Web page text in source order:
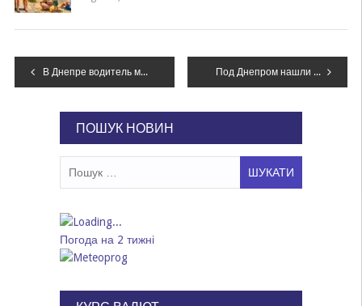
Навігація
В Днепре водитель маршрутки проехался по пассажирке: нужна помощь Под Днепром нашли десятки мешков с вещами погибших под Иловайском бойцов, – ФОТО
ПОШУК НОВИН
Погода на 2 тижні